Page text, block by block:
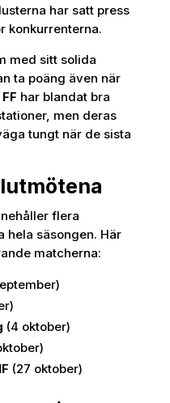
har satt press
konkurrenterna.
med sitt solida
ta poäng även när
har blandat bra
men deras
tungt när de sista
flera
hela säsongen. Här
matcherna:
(4 oktober)
(27 oktober)